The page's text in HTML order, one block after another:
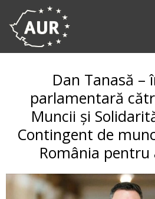
Dan Tanasă –
parlamentară
Muncii și
Contingent de
România pentru